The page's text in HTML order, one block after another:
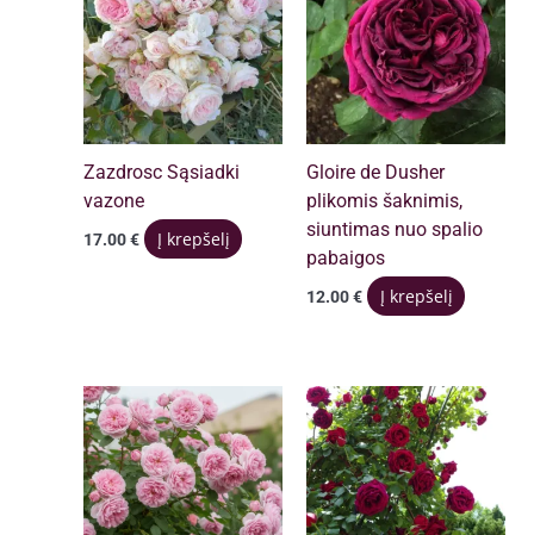
Zazdrosc Sąsiadki
vazone
17.00€ Į krepšelį
Gloire de Dusher
plikomis šaknimis,
siuntimas nuo spalio
pabaigos
12.00€ Į krepšelį